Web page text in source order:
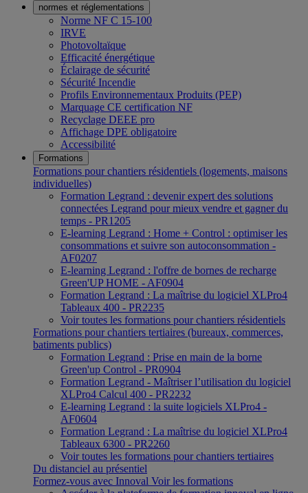
normes et réglementations
Norme NF C 15-100
IRVE
Photovoltaïque
Efficacité énergétique
Éclairage de sécurité
Sécurité Incendie
Profils Environnementaux Produits (PEP)
Marquage CE certification NF
Recyclage DEEE pro
Affichage DPE obligatoire
Accessibilité
Formations
Formations pour chantiers résidentiels (logements, maisons
individuelles)
Formation Legrand : devenir expert des solutions
connectées Legrand pour mieux vendre et gagner du
temps - PR1205
E-learning Legrand : Home + Control : optimiser les
consommations et suivre son autoconsommation -
AF0207
E-learning Legrand : l'offre de bornes de recharge
Green'UP HOME - AF0904
Formation Legrand : La maîtrise du logiciel XLPro4
Tableaux 400 - PR2235
Voir toutes les formations pour chantiers résidentiels
Formations pour chantiers tertiaires (bureaux, commerces,
batiments publics)
Formation Legrand : Prise en main de la borne
Green'up Control - PR0904
Formation Legrand - Maîtriser l’utilisation du logiciel
XLPro4 Calcul 400 - PR2232
E-learning Legrand : la suite logiciels XLPro4 -
AF0604
Formation Legrand : La maîtrise du logiciel XLPro4
Tableaux 6300 - PR2260
Voir toutes les formations pour chantiers tertiaires
Du distanciel au présentiel
Formez-vous avec Innoval Voir les formations